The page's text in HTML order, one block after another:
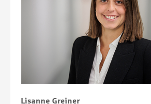
Lisanne Greiner